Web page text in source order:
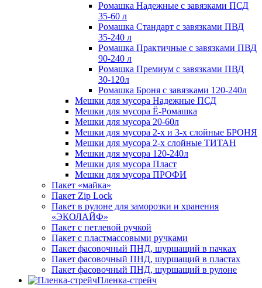
Ромашка Надежные с завязками ПСД
35-60 л
Ромашка Стандарт с завязками ПВД
35-240 л
Ромашка Практичные с завязками ПВД
90-240 л
Ромашка Премиум с завязками ПВД
30-120л
Ромашка Броня с завязками 120-240л
Мешки для мусора Надежные ПСД
Мешки для мусора Ё-Ромашка
Мешки для мусора 20-60л
Мешки для мусора 2-х и 3-х слойные БРОНЯ
Мешки для мусора 2-х слойные ТИТАН
Мешки для мусора 120-240л
Мешки для мусора Пласт
Мешки для мусора ПРОФИ
Пакет «майка»
Пакет Zip Lock
Пакет в рулоне для заморозки и хранения
«ЭКОЛАЙФ»
Пакет с петлевой ручкой
Пакет с пластмассовыми ручками
Пакет фасовочный ПНД, шуршащий в пачках
Пакет фасовочный ПНД, шуршащий в пластах
Пакет фасовочный ПНД, шуршащий в рулоне
Пленка-стрейч